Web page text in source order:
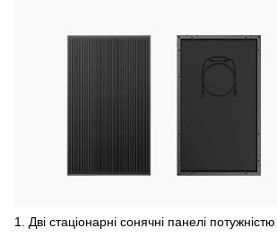
1. Дві стаціонарні сонячні панелі